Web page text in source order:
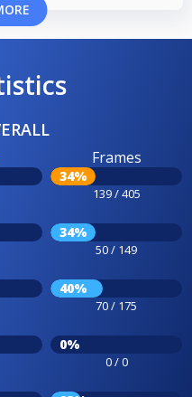
Frames
34%
139 / 405
34%
50 / 149
40%
70 / 175
0%
0 / 0